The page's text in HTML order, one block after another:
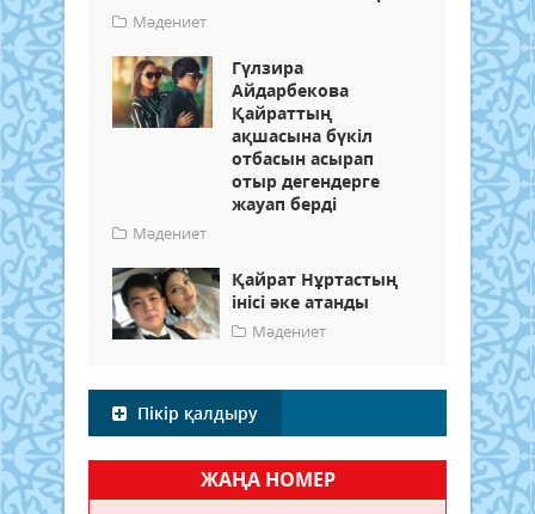
Мәдениет
Гүлзира
Айдарбекова
Қайраттың
ақшасына бүкіл
отбасын асырап
отыр дегендерге
жауап берді
Мәдениет
Қайрат Нұртастың
інісі әке атанды
Мәдениет
Пікір қалдыру
ЖАҢА НОМЕР